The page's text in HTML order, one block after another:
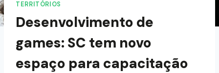
TERRITÓRIOS
Desenvolvimento de
games: SC tem novo
espaço para capacitação